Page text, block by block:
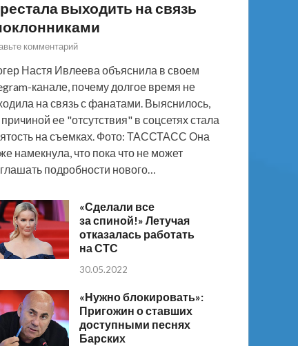
выходить на связь
комментарий
Настя Ивлеева объяснила в своем
канале, почему долгое время не
на связь с фанатами. Выяснилось,
причиной ее "отсутствия" в соцсетях стала
на съемках. Фото: ТАССТАСС Она
намекнула, что пока что не может
подробности нового…
«Сделали все
за спиной!» Летучая
отказалась работать
на СТС
30.05.2022
«Нужно блокировать»:
Пригожин о ставших
доступными песнях
Барских